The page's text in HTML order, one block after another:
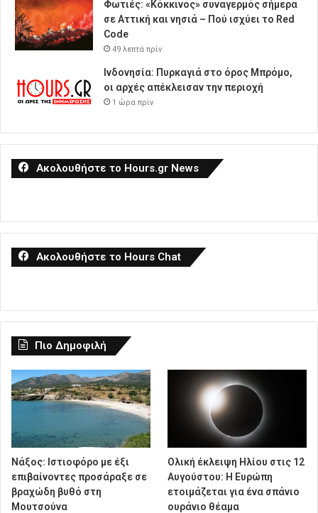
Φωτιές: «Κόκκινος» συναγερμός σήμερα
σε Αττική και νησιά – Πού ισχύει το Red
Code
49 λεπτά πρίν
Ινδονησία: Πυρκαγιά στο όρος Μπρόμο,
οι αρχές απέκλεισαν την περιοχή
1 ώρα πρίν
Ακολουθήστε το Hours.gr News
Ακολουθήστε το Hours Chat
Πιο Δημοφιλή
Νάξος: Ιστιοφόρο με έξι
επιβαίνοντες προσάραξε σε
βραχώδη βυθό στη
Μουτσούνα
Ολική έκλειψη Ηλίου στις 12
Αυγούστου: Η Ευρώπη
ετοιμάζεται για ένα σπάνιο
ουράνιο θέαμα